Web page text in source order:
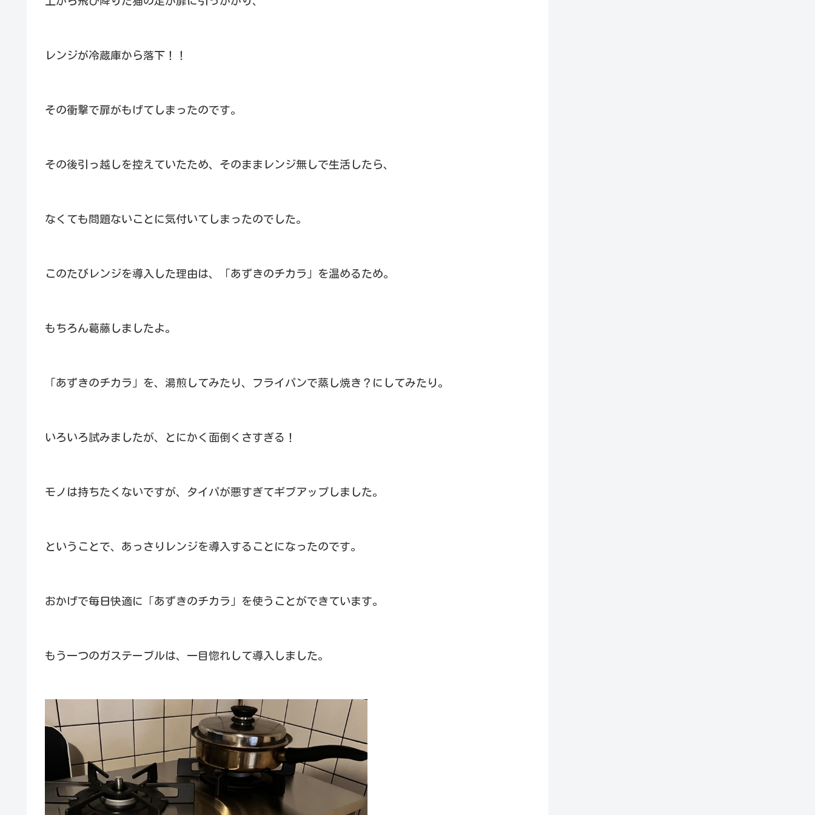
レンジが冷蔵庫から落下！！
その衝撃で扉がもげてしまったのです。
その後引っ越しを控えていたため、そのままレンジ無しで生活したら、
なくても問題ないことに気付いてしまったのでした。
このたびレンジを導入した理由は、「あずきのチカラ」を温めるため。
もちろん葛藤しましたよ。
「あずきのチカラ」を、湯煎してみたり、フライパンで蒸し焼き？にしてみたり。
いろいろ試みましたが、とにかく面倒くさすぎる！
モノは持ちたくないですが、タイパが悪すぎてギブアップしました。
ということで、あっさりレンジを導入することになったのです。
おかげで毎日快適に「あずきのチカラ」を使うことができています。
もう一つのガステーブルは、一目惚れして導入しました。